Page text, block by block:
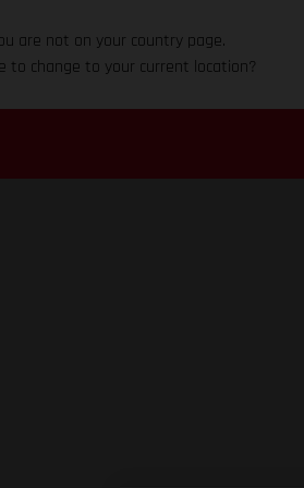
are not on your country page.
to change to your current location?